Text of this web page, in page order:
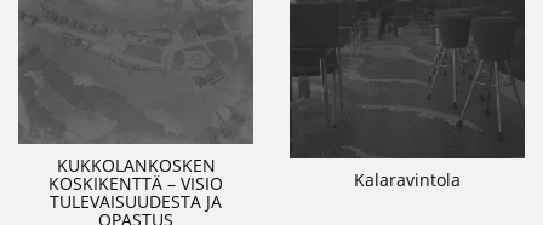
Kalaravintola
KUKKOLANKOSKEN
KOSKIKENTTÄ – VISIO
TULEVAISUUDESTA JA
OPASTUS